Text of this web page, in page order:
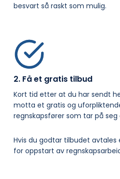
besvart så raskt som mulig.
2. Få et gratis tilbud
Kort tid etter at du har sendt
motta et gratis og
regnskapsfører som tar på seg
Hvis du godtar tilbudet
for oppstart av